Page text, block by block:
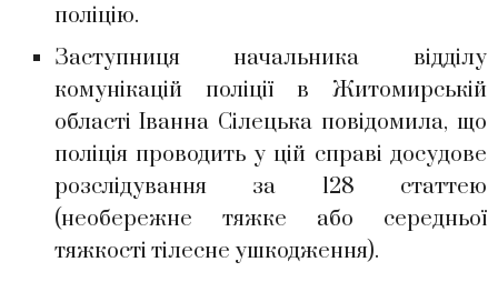
поліцію.
Заступниця начальника відділу
комунікацій поліції в Житомирській
області Іванна Сілецька повідомила, що
поліція проводить у цій справі досудове
розслідування за 128 статтею
(необережне тяжке або середньої
тяжкості тілесне ушкодження).